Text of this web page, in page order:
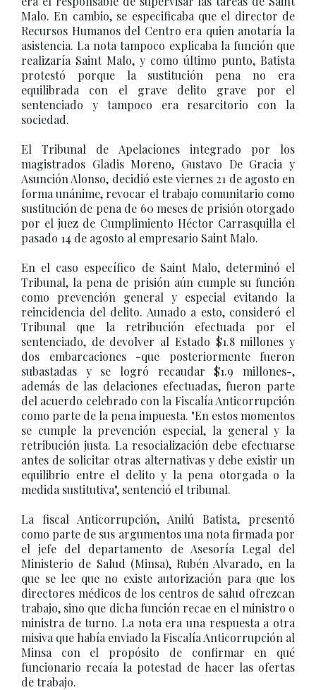
Malo. En cambio, se especificaba que el director de
Recursos Humanos del Centro era quien anotaría la
asistencia. La nota tampoco explicaba la función que
realizaría Saint Malo, y como último punto, Batista
protestó porque la sustitución pena no era
equilibrada con el grave delito grave por el
sentenciado y tampoco era resarcitorio con la
sociedad.
El Tribunal de Apelaciones integrado por los
magistrados Gladis Moreno, Gustavo De Gracia y
Asunción Alonso, decidió este viernes 21 de agosto en
forma unánime, revocar el trabajo comunitario como
sustitución de pena de 60 meses de prisión otorgado
por el juez de Cumplimiento Héctor Carrasquilla el
pasado 14 de agosto al empresario Saint Malo.
En el caso específico de Saint Malo, determinó el
Tribunal, la pena de prisión aún cumple su función
como prevención general y especial evitando la
reincidencia del delito. Aunado a esto, consideró el
Tribunal que la retribución efectuada por el
sentenciado, de devolver al Estado $1.8 millones y
dos embarcaciones -que posteriormente fueron
subastadas y se logró recaudar $1.9 millones-,
además de las delaciones efectuadas, fueron parte
del acuerdo celebrado con la Fiscalía Anticorrupción
como parte de la pena impuesta. "En estos momentos
se cumple la prevención especial, la general y la
retribución justa. La resocialización debe efectuarse
antes de solicitar otras alternativas y debe existir un
equilibrio entre el delito y la pena otorgada o la
medida sustitutiva", sentenció el tribunal.
La fiscal Anticorrupción, Anilú Batista, presentó
como parte de sus argumentos una nota firmada por
el jefe del departamento de Asesoría Legal del
Ministerio de Salud (Minsa), Rubén Alvarado, en la
que se lee que no existe autorización para que los
directores médicos de los centros de salud ofrezcan
trabajo, sino que dicha función recae en el ministro o
ministra de turno. La nota era una respuesta a otra
misiva que había enviado la Fiscalía Anticorrupción al
Minsa con el propósito de confirmar en qué
funcionario recaía la potestad de hacer las ofertas
de trabajo.